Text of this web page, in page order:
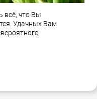
всё, что Вы
Удачных Вам